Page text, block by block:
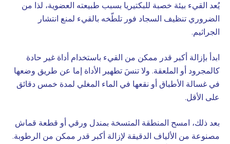
يُعد القيء بيئة خصبة للبكتيريا بسبب طبيعته العضوية، لذا من
الضروري تنظيف السجاد فور تلطّخه بالقيء لمنع انتشار
الجراثيم.
ابدأ بإزالة أكبر قدر ممكن من القيء باستخدام أداة غير حادة
كالمجرود أو الملعقة. ولا تنسَ تطهير الأداة إما عن طريق وضعها
في غسالة الأطباق أو نقعها في الماء المغلي لمدة خمس دقائق
على الأقل.
بعد ذلك، امسح المنطقة المتسخة بمندل ورقي أو قطعة قماش
مصنوعة من الألياف الدقيقة لإزالة أكبر قدر ممكن من الرطوبة.